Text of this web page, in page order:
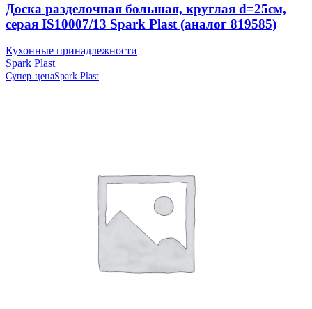
Доска разделочная большая, круглая d=25см,
серая IS10007/13 Spark Plast (аналог 819585)
Кухонные принадлежности
Spark Plast
Супер-ценаSpark Plast